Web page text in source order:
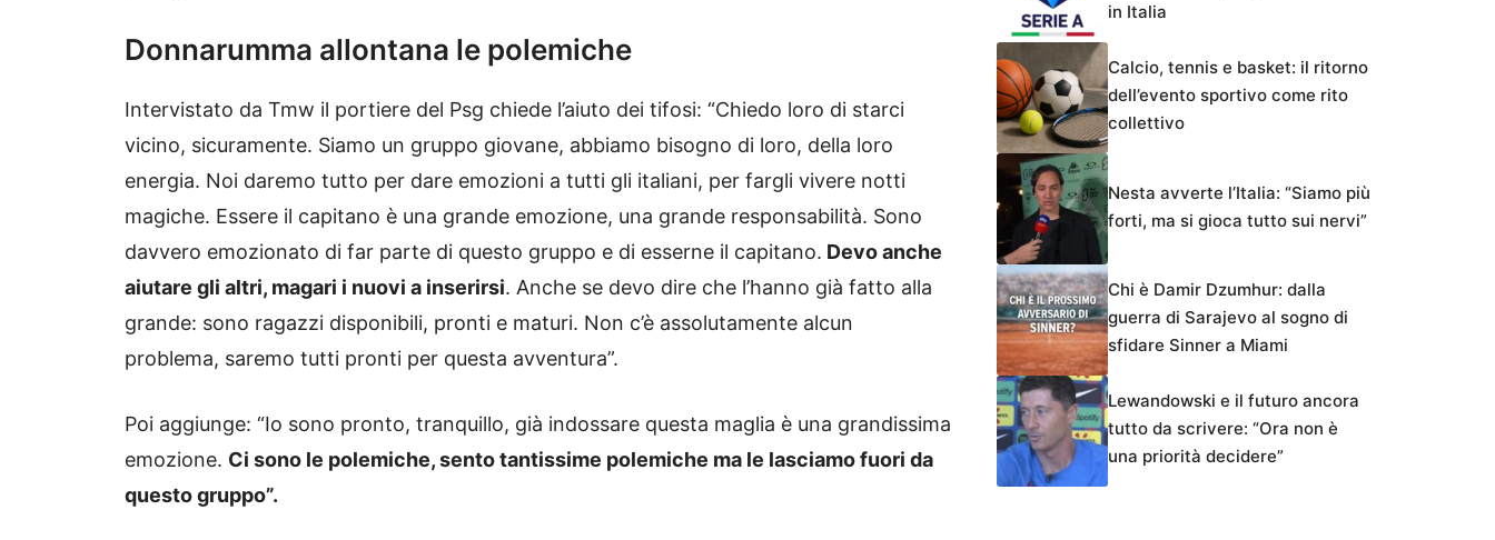
Donnarumma allontana le polemiche
Intervistato da Tmw il portiere del Psg chiede l’aiuto dei tifosi: “Chiedo loro di starci
vicino, sicuramente. Siamo un gruppo giovane, abbiamo bisogno di loro, della loro
energia. Noi daremo tutto per dare emozioni a tutti gli italiani, per fargli vivere notti
magiche. Essere il capitano è una grande emozione, una grande responsabilità. Sono
davvero emozionato di far parte di questo gruppo e di esserne il capitano. Devo anche
aiutare gli altri, magari i nuovi a inserirsi. Anche se devo dire che l’hanno già fatto alla
grande: sono ragazzi disponibili, pronti e maturi. Non c’è assolutamente alcun
problema, saremo tutti pronti per questa avventura”.
Poi aggiunge: “Io sono pronto, tranquillo, già indossare questa maglia è una grandissima
emozione. Ci sono le polemiche, sento tantissime polemiche ma le lasciamo fuori da
questo gruppo”.
in Italia
Calcio, tennis e basket: il ritorno
dell’evento sportivo come rito
collettivo
Nesta avverte l’Italia: “Siamo più
forti, ma si gioca tutto sui nervi”
Chi è Damir Dzumhur: dalla
guerra di Sarajevo al sogno di
sfidare Sinner a Miami
Lewandowski e il futuro ancora
tutto da scrivere: “Ora non è
una priorità decidere”